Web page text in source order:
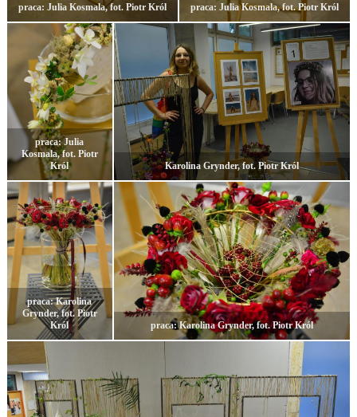
praca: Julia Kosmala, fot. Piotr Król praca: Julia Kosmala, fot. Piotr Król
praca: Julia
Kosmala, fot. Piotr
Król
Karolina Grynder, fot. Piotr Król
praca: Karolina
Grynder, fot. Piotr
Król
praca: Karolina Grynder, fot. Piotr Król